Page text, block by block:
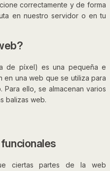
correctamente y de forma
en nuestro servidor o en tu
de píxel) es una pequeña e
una web que se utiliza para
ello, se almacenan varios
balizas web.
ciertas partes de la web